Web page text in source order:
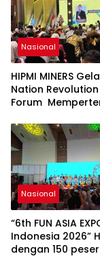
Nasional
HIPMI MINERS
Nation
Forum
Investor,
Pengusaha
Mendukung
Hilirisasi Nasional.
Nasional
“6th FUN ASIA
Indonesia 2026”
dengan 150